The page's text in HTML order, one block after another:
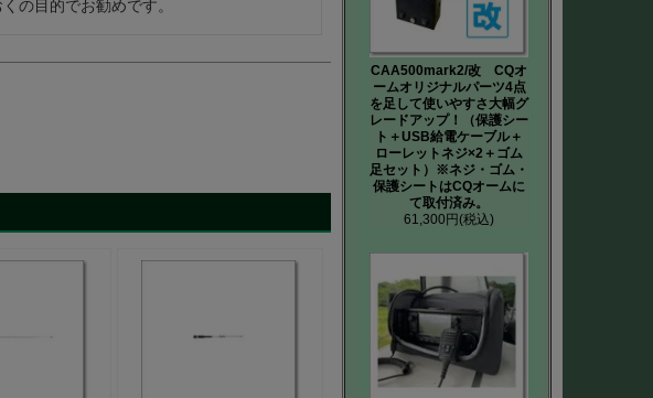
CAA500mark2/改 CQオ
ームオリジナルパーツ4点
を足して使いやすさ大幅グ
レードアップ！（保護シー
ト＋USB給電ケーブル＋
ローレットネジ×2＋ゴム
足セット）※ネジ・ゴム・
保護シートはCQオームに
て取付済み。
61,300円(税込)